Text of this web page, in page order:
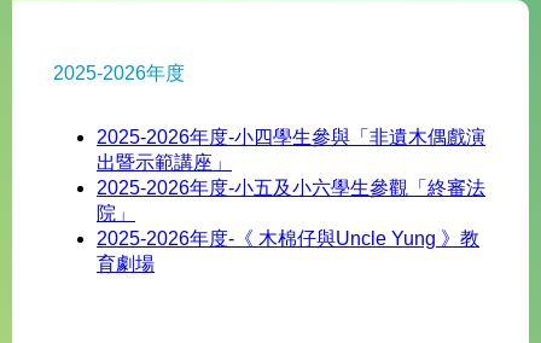
2025-2026年度​
2025-2026年度-小四學生參與「非遺木偶戲演
出暨示範講座」
2025-2026年度-小五及小六學生參觀「終審法
院」
2025-2026年度-《 木棉仔與Uncle Yung 》教
育劇場